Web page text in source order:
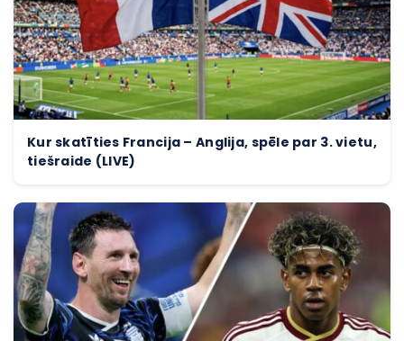
Kur skatīties Francija – Anglija, spēle par 3. vietu,
tiešraide (LIVE)